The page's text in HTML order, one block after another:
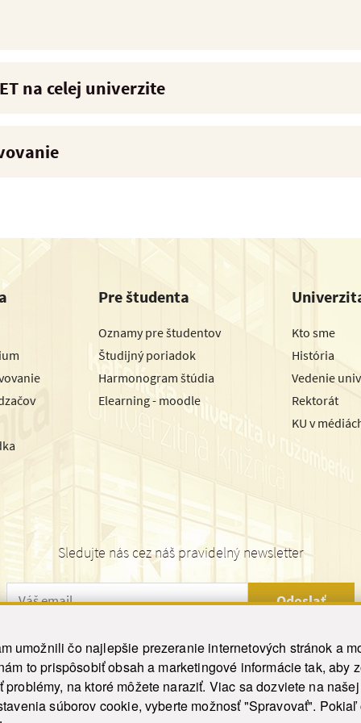
umožnili čo najlepšie prezeranie internetových stránok a
to prispôsobiť obsah a marketingové informácie tak, aby
na ktoré môžete naraziť. Viac sa dozviete na
súborov cookie, vyberte možnosť "Spravovať".
na celej univerzite
Pre študenta
Oznamy pre študentov
Študijný poriadok
Harmonogram štúdia
Elearning - moodle
Kto sme
História
Vedenie
Rektorát
KU v
Sledujte nás cez náš pravidelný newsletter
Odoslať
ku.sk. Všetky práva vyhradené. | Ochrana osobných údajov | Vyhlásenie o prístupnosti
site is protected by reCAPTCHA and the Google Privacy Policy and Terms of Service
Tvorba stránky WebCreators.sk | Webhosting HostCreators